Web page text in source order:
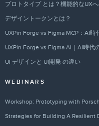
プロトタイプ とは？機能的なUX
デザイントークンとは？
UXPin Forge vs Figma AI｜AI時代
UI デザインと UI開発 の違い
WEBINARS
Workshop: Prototyping with
Strategies for Building A Resilient